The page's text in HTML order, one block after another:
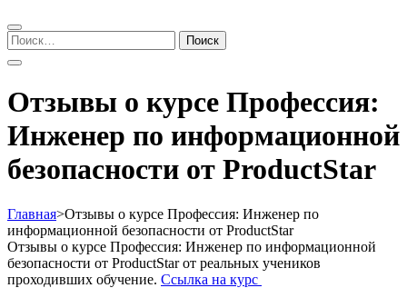
Найти:
Отзывы о курсе Профессия:
Инженер по информационной
безопасности от ProductStar
Главная>Отзывы о курсе Профессия: Инженер по
информационной безопасности от ProductStar
Отзывы о курсе Профессия: Инженер по информационной
безопасности от ProductStar от реальных учеников
проходивших обучение. Ссылка на курс